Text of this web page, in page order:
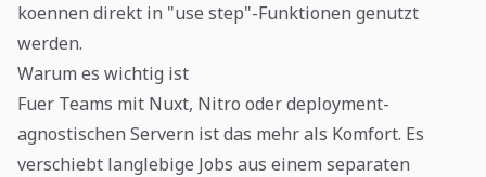
koennen direkt in "use step"-Funktionen genutzt
werden.
Warum es wichtig ist
Fuer Teams mit Nuxt, Nitro oder deployment-
agnostischen Servern ist das mehr als Komfort. Es
verschiebt langlebige Jobs aus einem separaten